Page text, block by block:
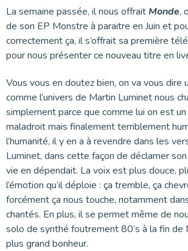
La semaine passée, il nous offraitMonde,
de son EP Monstre à paraitre en Juin et
correctement ça, il s’offrait sa première
pour nous présenter ce nouveau titre en
Vous vous en doutez bien, on va vous dire
comme l’univers de Martin Luminet nous
simplement parce que comme lui on est un
maladroit mais finalement terriblement
l’humanité, il y en a à revendre dans les
Luminet, dans cette façon de déclamer
vie en dépendait. La voix est plus douce,
l’émotion qu’il déploie : ça tremble, ça
forcément ça nous touche, notamment
chantés. En plus, il se permet même de
solo de synthé foutrement 80’s à la fin de
plus grand bonheur.